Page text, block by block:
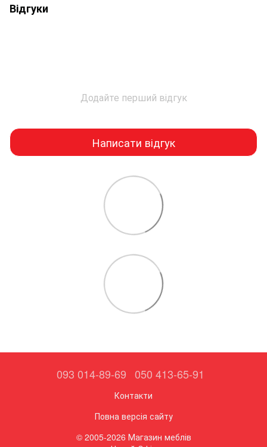
Відгуки
Додайте перший відгук
Написати відгук
093 014-89-69 050 413-65-91
Контакти
Повна версія сайту
© 2005-2026 Магазин меблів